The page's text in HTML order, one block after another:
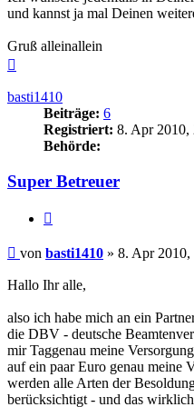
und kannst ja mal Deinen
Gruß alleinallein
basti1410
Beiträge: 6
Registriert: 8. Apr 2010,
Behörde:
Super Betreuer
Beitrag
von basti1410 » 8. Apr 2010,
Hallo Ihr alle,
also ich habe mich an ein
die DBV - deutsche
mir Taggenau meine
auf ein paar Euro genau meine
werden alle Arten der
berücksichtigt - und das